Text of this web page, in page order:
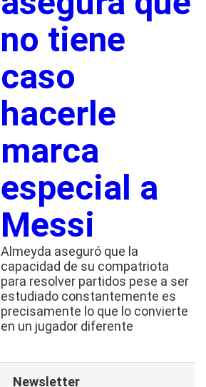
no tiene
caso
hacerle
marca
especial a
Messi
Almeyda aseguró que la
capacidad de su compatriota
para resolver partidos pese a ser
estudiado constantemente es
precisamente lo que lo convierte
en un jugador diferente
Newsletter